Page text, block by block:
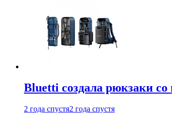
Bluetti создала рюкзаки
2 года спустя2 года спустя